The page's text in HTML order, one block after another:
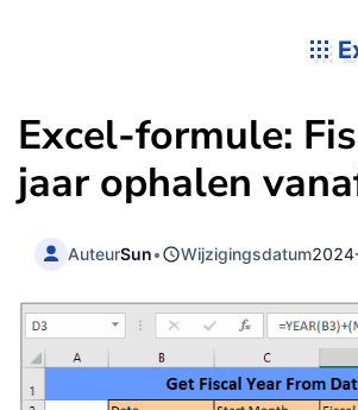
Excel-formule:
jaar ophalen
AuteurSun• Wijzigingsdatum